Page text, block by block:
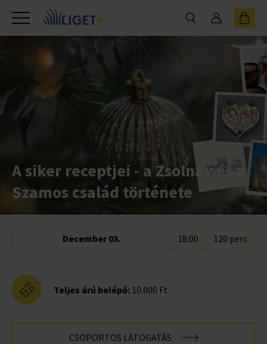
A siker receptjei - a Zsolnay és a
Szamos család története
December 03. 18:00 120 perc
Teljes árú belépő: 10.000 Ft
CSOPORTOS LÁTOGATÁS